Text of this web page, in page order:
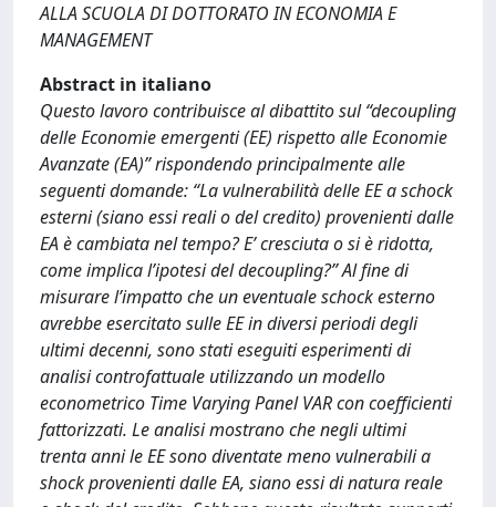
ALLA SCUOLA DI DOTTORATO IN ECONOMIA E
MANAGEMENT
Abstract in italiano
Questo lavoro contribuisce al dibattito sul “decoupling
delle Economie emergenti (EE) rispetto alle Economie
Avanzate (EA)” rispondendo principalmente alle
seguenti domande: “La vulnerabilità delle EE a schock
esterni (siano essi reali o del credito) provenienti dalle
EA è cambiata nel tempo? E’ cresciuta o si è ridotta,
come implica l’ipotesi del decoupling?” Al fine di
misurare l’impatto che un eventuale schock esterno
avrebbe esercitato sulle EE in diversi periodi degli
ultimi decenni, sono stati eseguiti esperimenti di
analisi controfattuale utilizzando un modello
econometrico Time Varying Panel VAR con coefficienti
fattorizzati. Le analisi mostrano che negli ultimi
trenta anni le EE sono diventate meno vulnerabili a
shock provenienti dalle EA, siano essi di natura reale